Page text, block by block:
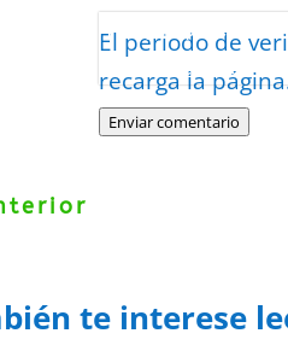
El periodo de
recarga la
Enviar comentario
Protegidos por
Términos
te interese